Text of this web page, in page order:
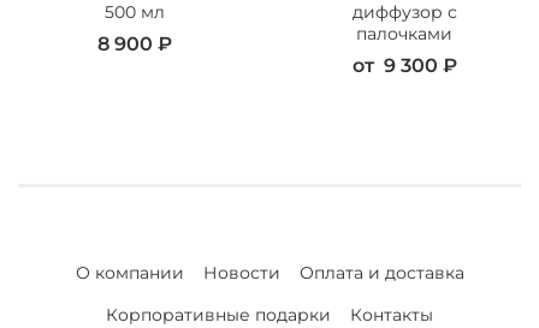
500 мл
8 900 ₽
диффузор с
палочками
от 9 300 ₽
О компании Новости
Оплата и доставка
Корпоративные подарки
Контакты